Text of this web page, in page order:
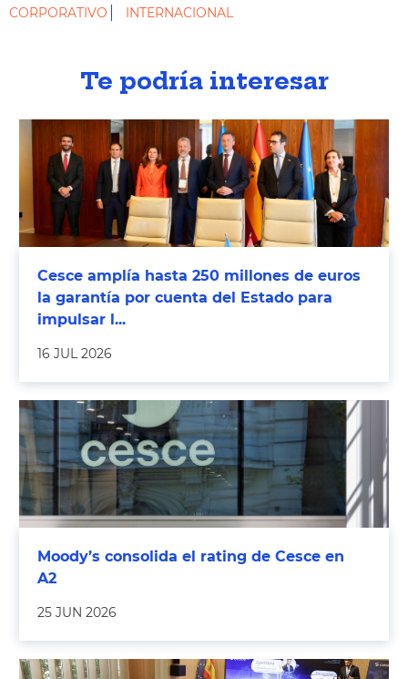
CORPORATIVO
INTERNACIONAL
Te podría interesar
Cesce amplía hasta 250 millones de euros
la garantía por cuenta del Estado para
impulsar l...
16 JUL 2026
Moody’s consolida el rating de Cesce en
A2
25 JUN 2026